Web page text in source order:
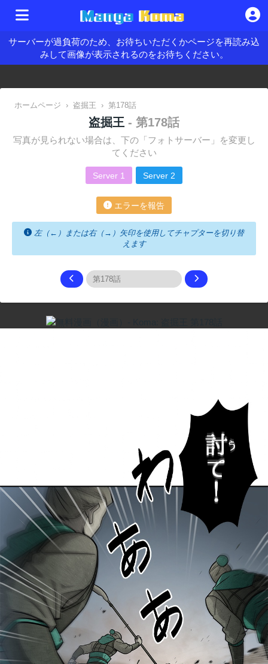
サーバーが過負荷のため、お待ちいただくかページを再読み込
みして画像が表示されるのをお待ちください。
ホームページ › 盗掘王 › 第178話
盗掘王 - 第178話
写真が見られない場合は、下の「フォトサーバー」を変更し
てください
Server 1 Server 2
エラーを報告
左（←）または右（→）矢印を使用してチャプターを切り替
えます